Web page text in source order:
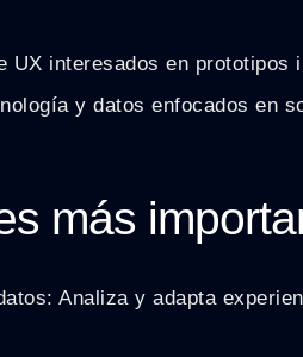
UX interesados en
y datos enfocados en
más
Analiza y adapta